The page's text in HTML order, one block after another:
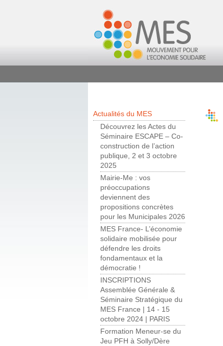
Actualités du MES
Découvrez les Actes du
Séminaire ESCAPE – Co-
construction de l’action
publique, 2 et 3 octobre
2025
Mairie-Me : vos
préoccupations
deviennent des
propositions concrètes
pour les Municipales 2026
MES France- L’économie
solidaire mobilisée pour
défendre les droits
fondamentaux et la
démocratie !
INSCRIPTIONS
Assemblée Générale &
Séminaire Stratégique du
MES France | 14 - 15
octobre 2024 | PARIS
Formation Meneur-se du
Jeu PFH à Solly/Dère